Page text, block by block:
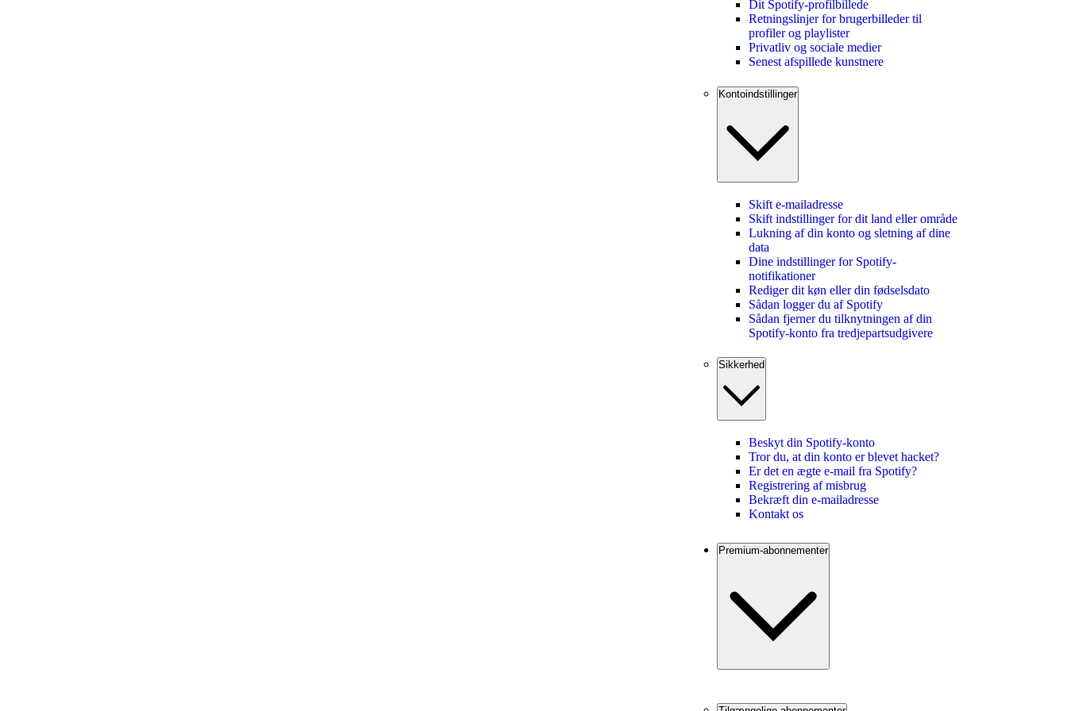
Dit Spotify-profilbillede
Retningslinjer for brugerbilleder til
profiler og playlister
Privatliv og sociale medier
Senest afspillede kunstnere
Kontoindstillinger
Skift e-mailadresse
Skift indstillinger for dit land eller område
Lukning af din konto og sletning af dine
data
Dine indstillinger for Spotify-
notifikationer
Rediger dit køn eller din fødselsdato
Sådan logger du af Spotify
Sådan fjerner du tilknytningen af din
Spotify-konto fra tredjepartsudgivere
Sikkerhed
Beskyt din Spotify-konto
Tror du, at din konto er blevet hacket?
Er det en ægte e-mail fra Spotify?
Registrering af misbrug
Bekræft din e-mailadresse
Kontakt os
Premium-abonnementer